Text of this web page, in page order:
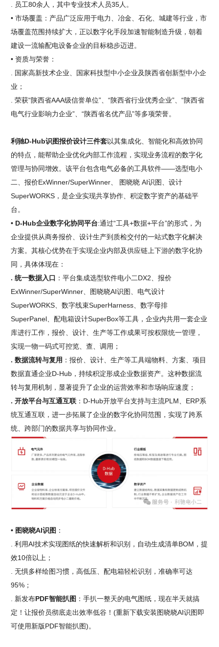
. 员工80余人，其中专业技术人员35人。
• 市场覆盖：产品广泛应用于电力、冶金、石化、城建等行业，市
场覆盖范围持续扩大，正以数字化手段加速智能制造升级，朝着
建设一流输配电设备企业的目标稳步迈进。
• 资质与荣誉：
. 国家高新技术企业、国家科技型中小企业及陕西省创新型中小企
业；
. 荣获“陕西省AAA级信誉单位”、“陕西省行业优秀企业”、“陕西省
电气行业影响力企业”、“陕西省名优产品”等多项荣誉。
利驰D-Hub识图报价设计三件套以其集成化、智能化和高效协同
的特点，能帮助企业优化内部工作流程，实现业务流程的数字化
管理与协同增效。该平台包含电气必备的工具软件——选型电小
二、报价ExWinner/SuperWinner、 图晓晓 AI识图、设计
SuperWORKS，是企业实现共享协作、积淀数字资产的基础平
台。
• D-Hub企业数字化协同平台:通过“工具+数据+平台”的形式，为
企业提供从商务报价、设计生产到质检交付的一站式数字化解决
方案。其核心优势在于实现企业内部及供应链上下游的数字化协
同，具体体现在：
. 统一数据入口 ：平台集成选型软件电小二DX2、报价
ExWinner/SuperWinner、图晓晓AI识图、电气设计
SuperWORKS、数字线束SuperHarness、数字母排
SuperPanel、配电箱设计SuperBox等工具，企业内共用一套企业
库进行工作，报价、设计、生产等工作成果可按权限统一管理，
实现一物一码式可控览、查、调用；
. 数据流转与复用 ：报价、设计、生产等工具端物料、方案、项目
数据直通企业D-Hub，持续积淀形成企业数据资产。这种数据流
转与复用机制，显著提升了企业的运营效率和市场响应速度；
. 开放平台与互通互联 ：D-Hub开放平台支持与主流PLM、ERP系
统互通互联，进一步拓展了企业的数字化协同范围，实现了跨系
统、跨部门的数据共享与协同作业。
• 图晓晓AI识图 ：
. 利用AI技术实现图纸的快速解析和识别，自动生成清单BOM，提
效10倍以上；
. 无惧多样绘图习惯，高低压、配电箱轻松识别，准确率可达
95%；
. 新发布PDF智能扒图 ：手扒一整天的电气图纸，现在半天就搞
定！让报价员彻底走出效率低谷！(重新下载安装图晓晓AI识图即
可使用新版PDF智能扒图)。